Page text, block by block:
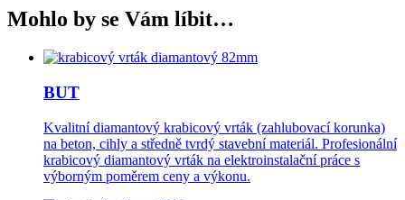
Mohlo by se Vám líbit…
BUT
Kvalitní diamantový krabicový vrták (zahlubovací korunka)
na beton, cihly a středně tvrdý stavební materiál. Profesionální
krabicový diamantový vrták na elektroinstalační práce s
výborným poměrem ceny a výkonu.